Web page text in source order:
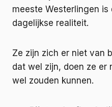
meeste Westerlingen is
dagelijkse realiteit.
Ze zijn zich er niet van
dat wel zijn, doen ze er
wel zouden kunnen.